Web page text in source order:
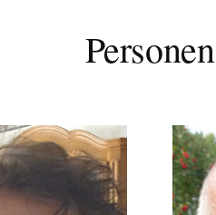
Personen